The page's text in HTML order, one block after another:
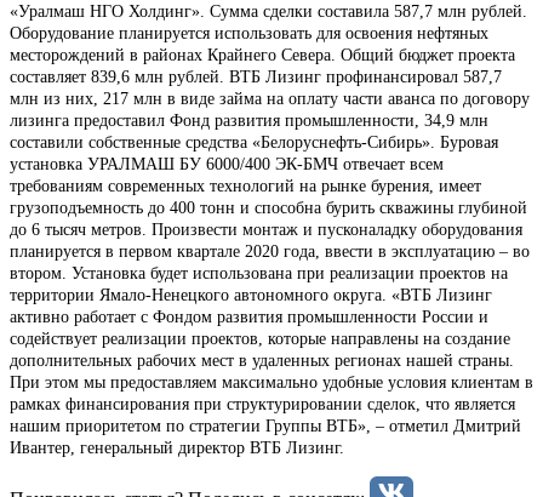
«Уралмаш НГО Холдинг». Сумма сделки составила 587,7 млн рублей.
Оборудование планируется использовать для освоения нефтяных
месторождений в районах Крайнего Севера. Общий бюджет проекта
составляет 839,6 млн рублей. ВТБ Лизинг профинансировал 587,7
млн из них, 217 млн в виде займа на оплату части аванса по договору
лизинга предоставил Фонд развития промышленности, 34,9 млн
составили собственные средства «Белоруснефть-Сибирь». Буровая
установка УРАЛМАШ БУ 6000/400 ЭК-БМЧ отвечает всем
требованиям современных технологий на рынке бурения, имеет
грузоподъемность до 400 тонн и способна бурить скважины глубиной
до 6 тысяч метров. Произвести монтаж и пусконаладку оборудования
планируется в первом квартале 2020 года, ввести в эксплуатацию – во
втором. Установка будет использована при реализации проектов на
территории Ямало-Ненецкого автономного округа. «ВТБ Лизинг
активно работает с Фондом развития промышленности России и
содействует реализации проектов, которые направлены на создание
дополнительных рабочих мест в удаленных регионах нашей страны.
При этом мы предоставляем максимально удобные условия клиентам в
рамках финансирования при структурировании сделок, что является
нашим приоритетом по стратегии Группы ВТБ», – отметил Дмитрий
Ивантер, генеральный директор ВТБ Лизинг.